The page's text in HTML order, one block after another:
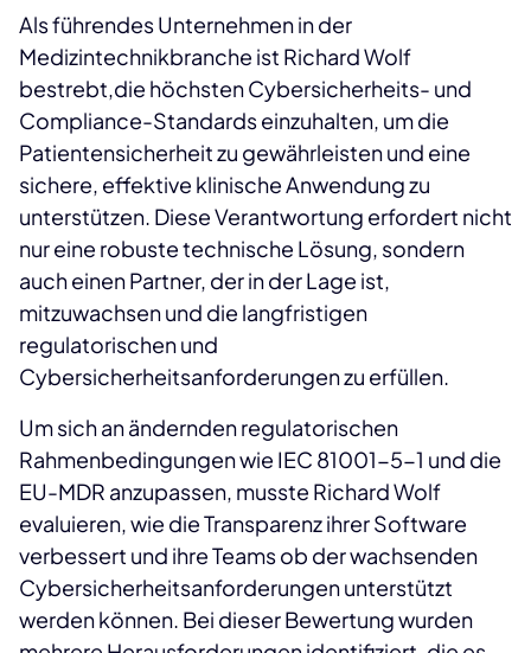
Als führendes Unternehmen in der
Medizintechnikbranche ist Richard Wolf
bestrebt,die höchsten Cybersicherheits- und
Compliance-Standards einzuhalten, um die
Patientensicherheit zu gewährleisten und eine
sichere, effektive klinische Anwendung zu
unterstützen. Diese Verantwortung erfordert nicht
nur eine robuste technische Lösung, sondern
auch einen Partner, der in der Lage ist,
mitzuwachsen und die langfristigen
regulatorischen und
Cybersicherheitsanforderungen zu erfüllen.
Um sich an ändernden regulatorischen
Rahmenbedingungen wie IEC 81001-5-1 und die
EU-MDR anzupassen, musste Richard Wolf
evaluieren, wie die Transparenz ihrer Software
verbessert und ihre Teams ob der wachsenden
Cybersicherheitsanforderungen unterstützt
werden können. Bei dieser Bewertung wurden